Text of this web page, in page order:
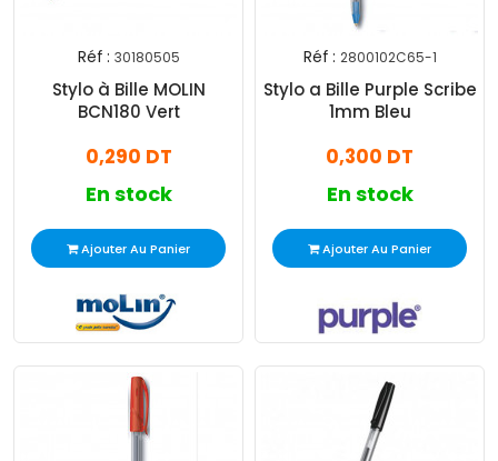
Réf : 30180505
Stylo à Bille MOLIN
BCN180 Vert
0,290 DT
En stock
Ajouter Au Panier
Réf : 2800102C65-1
Stylo a Bille Purple Scribe
1mm Bleu
0,300 DT
En stock
Ajouter Au Panier